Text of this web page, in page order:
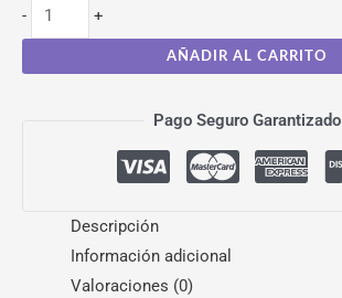
- +
AÑADIR AL CARRITO
Pago Seguro Garantizado
Descripción
Información adicional
Valoraciones (0)